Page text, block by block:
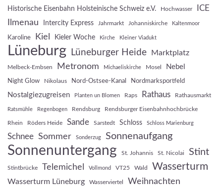
Historische Eisenbahn Holsteinische Schweiz e.V. Hochwasser ICE
Ilmenau Intercity Express Jahrmarkt Johanniskirche Kaltenmoor
Karoline Kiel Kieler Woche Kirche Kleiner Viadukt
Lüneburg Lüneburger Heide Marktplatz
Melbeck-Embsen Metronom Michaeliskirche Mosel Nebel
Night Glow Nikolaus Nord-Ostsee-Kanal Nordmarksportfeld
Nostalgiezugreisen Planten un Blomen Raps Rathaus Rathausmarkt
Ratsmühle Regenbogen Rendsburg Rendsburger Eisenbahnhochbrücke
Rhein Röders Heide Sande Sarstedt Schloss Schloss Marienburg
Schnee Sommer Sonderzug Sonnenaufgang
Sonnenuntergang St. Johannis St. Nicolai Stint
Stintbrücke Telemichel Vollmond VT25 Wald Wasserturm
Wasserturm Lüneburg Wasserviertel Weihnachten